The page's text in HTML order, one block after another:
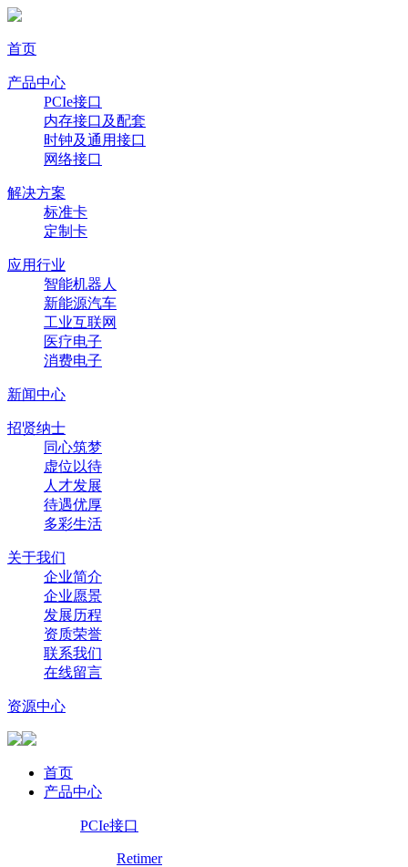
首页
产品中心
PCIe接口
内存接口及配套
时钟及通用接口
网络接口
解决方案
标准卡
定制卡
应用行业
智能机器人
新能源汽车
工业互联网
医疗电子
消费电子
新闻中心
招贤纳士
同心筑梦
虚位以待
人才发展
待遇优厚
多彩生活
关于我们
企业简介
企业愿景
发展历程
资质荣誉
联系我们
在线留言
资源中心
首页
产品中心
PCIe接口
Retimer